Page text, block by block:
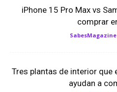
iPhone 15 Pro Max vs
comprar
SabesMagazine
Tres plantas de interior que
ayudan a